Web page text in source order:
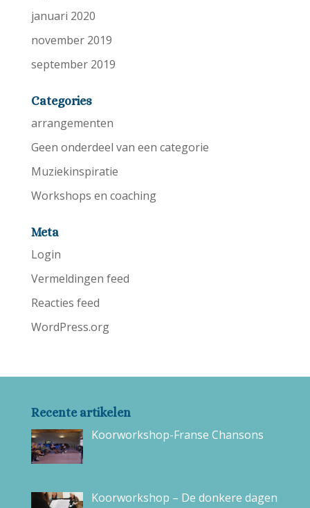
januari 2020
november 2019
september 2019
Categories
arrangementen
Geen onderdeel van een categorie
Muziekinspiratie
Workshops en coaching
Meta
Login
Vermeldingen feed
Reacties feed
WordPress.org
Recente artikelen
Koorworkshop-Franse Chansons
Koorworkshop – De donkere dagen